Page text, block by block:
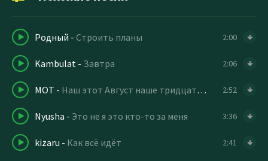
Родный - Строить планы 2:00
Kambulat - Завтра 2:06
МОТ - Наш этот Август наше тридцать первое число 2:52
Nyusha - Это не я это кто-то за меня 3:36
kizaru - Как всё идёт 2:41